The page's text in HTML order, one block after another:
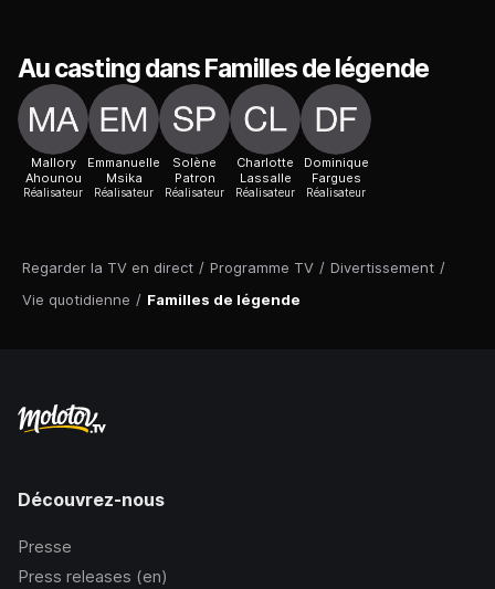
Regarder la TV en direct / Programme TV / Divertissement /
Vie quotidienne / Familles de légende
Au casting dans Familles de légende
Mallory
Ahounou
Réalisateur
Emmanuelle
Msika
Réalisateur
Solène
Patron
Réalisateur
Charlotte
Lassalle
Réalisateur
Dominique
Fargues
Réalisateur
Découvrez-nous
Presse
Press releases (en)